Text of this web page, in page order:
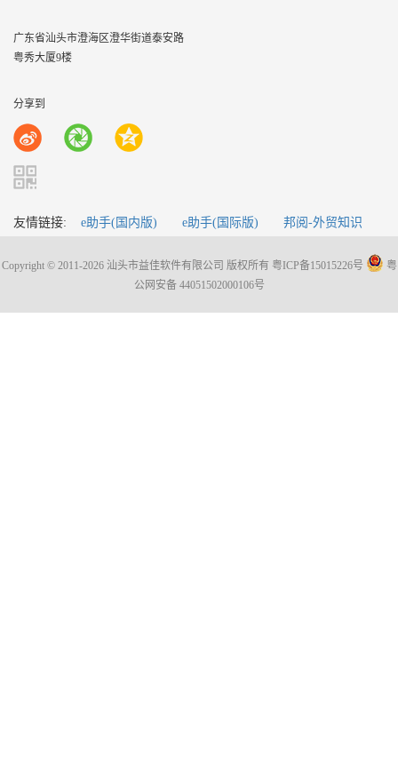
广东省汕头市澄海区澄华街道泰安路
粤秀大厦9楼
分享到
友情链接: e助手(国内版) e助手(国际版) 邦阅-外贸知识
Copyright © 2011-2026 汕头市益佳软件有限公司 版权所有 粤ICP备15015226号
粤
公网安备 44051502000106号